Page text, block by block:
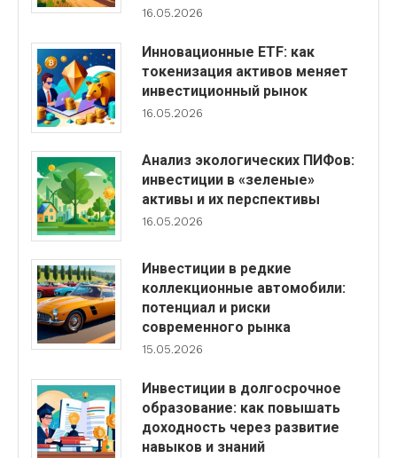
16.05.2026
Инновационные ETF: как
токенизация активов меняет
инвестиционный рынок
16.05.2026
Анализ экологических ПИФов:
инвестиции в «зеленые»
активы и их перспективы
16.05.2026
Инвестиции в редкие
коллекционные автомобили:
потенциал и риски
современного рынка
15.05.2026
Инвестиции в долгосрочное
образование: как повышать
доходность через развитие
навыков и знаний